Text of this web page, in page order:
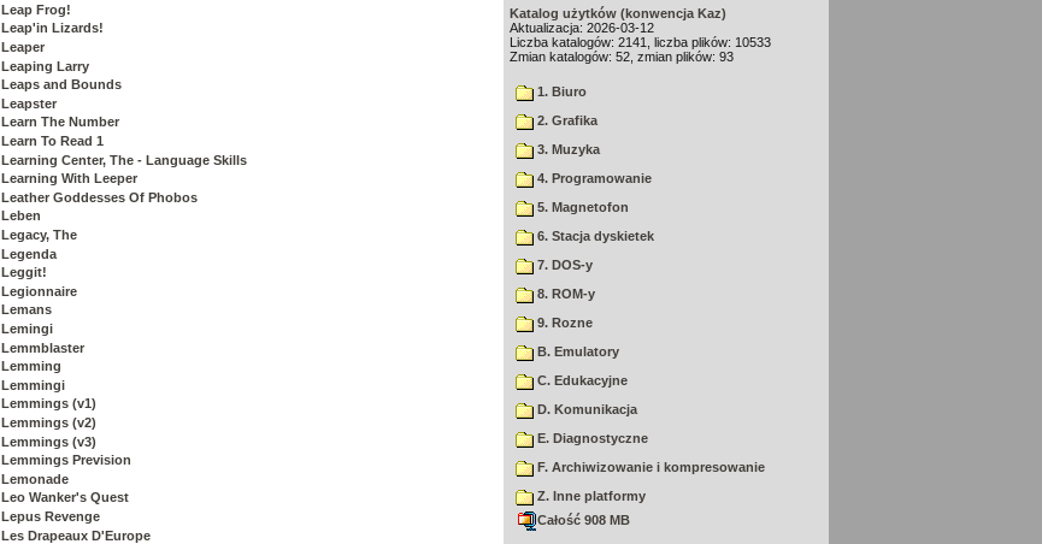
Leap Frog!
Leap'in Lizards!
Leaper
Leaping Larry
Leaps and Bounds
Leapster
Learn The Number
Learn To Read 1
Learning Center, The - Language Skills
Learning With Leeper
Leather Goddesses Of Phobos
Leben
Legacy, The
Legenda
Leggit!
Legionnaire
Lemans
Lemingi
Lemmblaster
Lemming
Lemmingi
Lemmings (v1)
Lemmings (v2)
Lemmings (v3)
Lemmings Prevision
Lemonade
Leo Wanker's Quest
Lepus Revenge
Les Drapeaux D'Europe
Katalog użytków (konwencja Kaz)
Aktualizacja: 2026-03-12
Liczba katalogów: 2141, liczba plików: 10533
Zmian katalogów: 52, zmian plików: 93
1. Biuro
2. Grafika
3. Muzyka
4. Programowanie
5. Magnetofon
6. Stacja dyskietek
7. DOS-y
8. ROM-y
9. Rozne
B. Emulatory
C. Edukacyjne
D. Komunikacja
E. Diagnostyczne
F. Archiwizowanie i kompresowanie
Z. Inne platformy
Całość 908 MB